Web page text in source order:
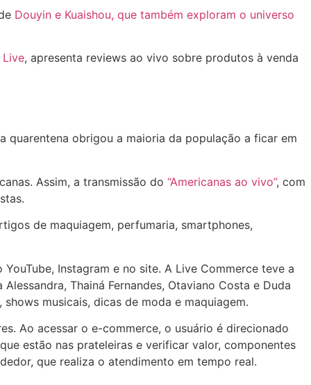
Douyin e Kuaishou, que também exploram o universo
Live, apresenta reviews ao vivo sobre produtos à venda
quarentena obrigou a maioria da população a ficar em
Assim, a transmissão do “Americanas ao vivo”, com
de maquiagem, perfumaria, smartphones,
Instagram e no site. A Live Commerce teve a
Thainá Fernandes, Otaviano Costa e Duda
musicais, dicas de moda e maquiagem.
Ao acessar o e-commerce, o usuário é direcionado
estão nas prateleiras e verificar valor, componentes
que realiza o atendimento em tempo real.